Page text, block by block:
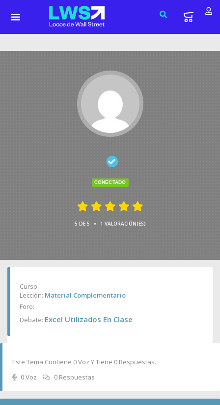
CONECTADO
5 DE 5 • 1 VALORACIÓN(ES)
Curso:
Lección: Material Complementario
Foro:
Debate: Excel Utilizados En Clase
Este Tema Contiene 0 Voz Y Tiene 0 Respuestas.
0 Voz
0 Respuestas